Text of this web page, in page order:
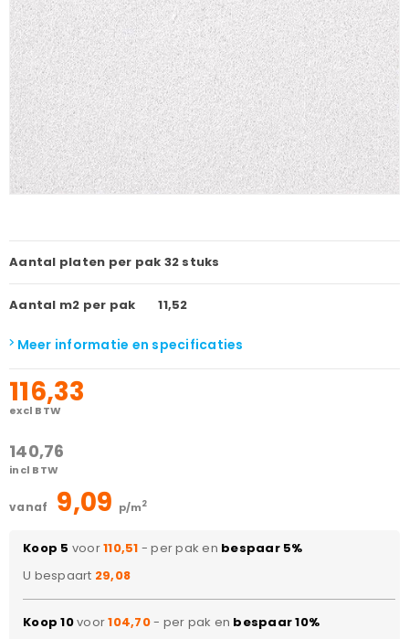
Aantal platen per pak 32 stuks
Aantal m2 per pak 11,52
Meer informatie en specificaties
116,33
excl BTW
140,76
incl BTW
vanaf 9,09 p/m2
Koop 5 voor110,51 - per pak en bespaar 5%
U bespaart 29,08
Koop 10voor104,70- per pak en bespaar 10%